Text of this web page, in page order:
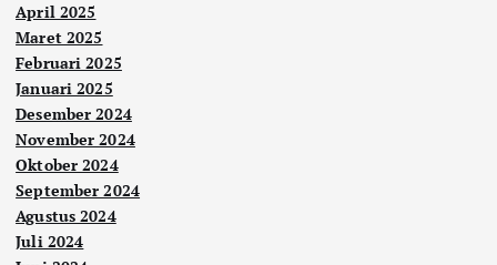
April 2025
Maret 2025
Februari 2025
Januari 2025
Desember 2024
November 2024
Oktober 2024
September 2024
Agustus 2024
Juli 2024